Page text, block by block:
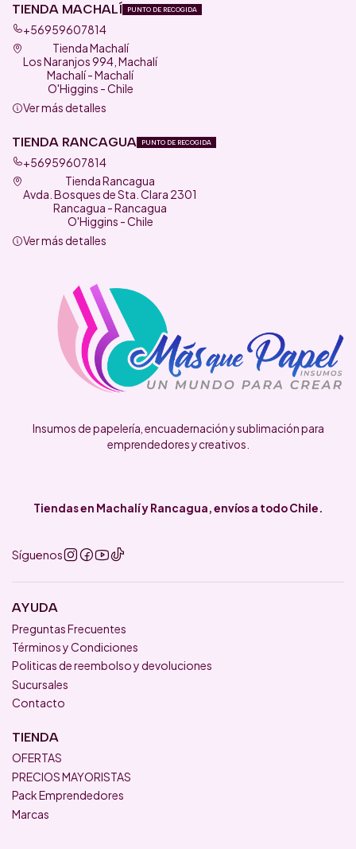
TIENDA MACHALÍ PUNTO DE RECOGIDA
+56959607814
Tienda Machalí
Los Naranjos 994, Machalí
Machalí - Machalí
O'Higgins - Chile
Ver más detalles
TIENDA RANCAGUA PUNTO DE RECOGIDA
+56959607814
Tienda Rancagua
Avda. Bosques de Sta. Clara 2301
Rancagua - Rancagua
O'Higgins - Chile
Ver más detalles
Insumos de papelería, encuadernación y sublimación para
emprendedores y creativos.
Tiendas en Machalí y Rancagua, envíos a todo Chile.
Síguenos
AYUDA
Preguntas Frecuentes
Términos y Condiciones
Politicas de reembolso y devoluciones
Sucursales
Contacto
TIENDA
OFERTAS
PRECIOS MAYORISTAS
Pack Emprendedores
Marcas